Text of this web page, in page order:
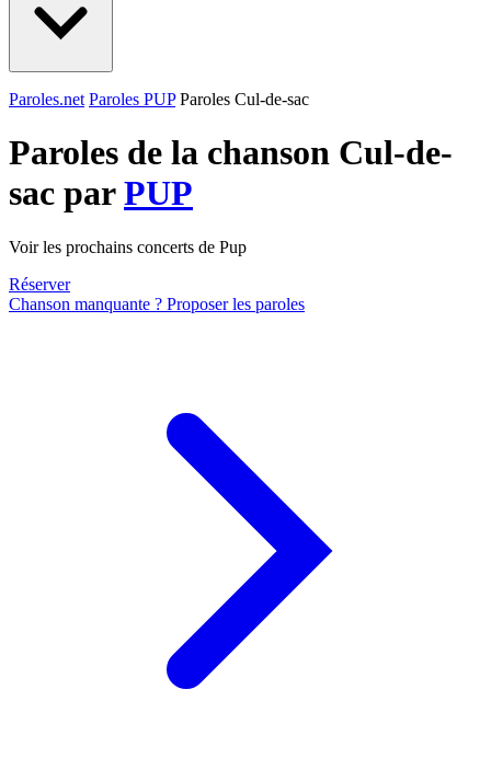
Paroles.net Paroles PUP Paroles Cul-de-sac
Paroles de la chanson Cul-de-
sac parPUP
Voir les prochains concerts de Pup
Réserver
Chanson manquante ? Proposer les paroles